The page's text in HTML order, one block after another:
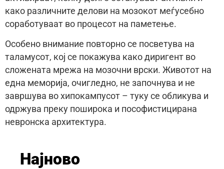
како различните делови на мозокот меѓусебно
соработуваат во процесот на паметење.
Особено внимание повторно се посветува на
таламусот, кој се покажува како диригент во
сложената мрежа на мозочни врски. Животот на
една меморија, очигледно, не започнува и не
завршува во хипокампусот – туку се обликува и
одржува преку поширока и пософистицирана
невронска архитектура.
Најново